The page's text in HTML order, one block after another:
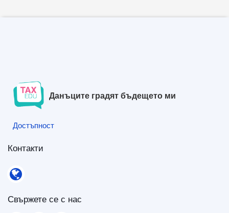
Данъците градят бъдещето ми
Достъпност
Достъпност
Контакти
Свържете се с нас